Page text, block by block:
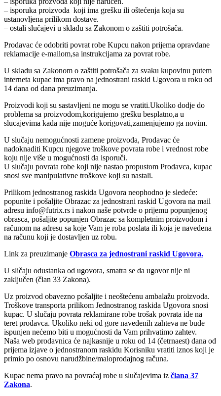
– isporuka proizvoda koji ima grešku ili oštećenja koja su
ustanovljena prilikom dostave.
– ostali slučajevi u skladu sa Zakonom o zaštiti potrošača.
Prodavac će odobriti povrat robe Kupcu nakon prijema opravdane
reklamacije e-mailom,sa instrukcijama za povrat robe.
U skladu sa Zakonom o zaštiti potrošača za svaku kupovinu putem
interneta kupac ima pravo na jednostrani raskid Ugovora u roku od
14 dana od dana preuzimanja.
Proizvodi koji su sastavljeni ne mogu se vratiti.Ukoliko dodje do
problema sa proizvodom,korigujemo grešku besplatno,a u
slucajevima kada nije moguće korigovati,zamenjujemo ga novim.
U slučaju nemogućnosti zamene proizvoda, Prodavac će
nadoknaditi Kupcu njegove troškove povrata robe i vrednost robe
koju nije više u mogućnosti da isporuči.
U slučaju povrata robe koji nije nastao propustom Prodavca, kupac
snosi sve manipulativne troškove koji su nastali.
Prilikom jednostranog raskida Ugovora neophodno je sledeće:
popunite i pošaljite Obrazac za jednostrani raskid Ugovora na mail
adresu info@futrix.rs i nakon naše potvrde o prijemu popunjenog
obrasca, pošaljite popunjen Obrazac sa kompletnim proizvodom i
računom na adresu sa koje Vam je roba poslata ili koja je navedena
na računu koji je dostavljen uz robu.
Link za preuzimanje Obrasca za jednostrani raskid Ugovora.
U sličaju odustanka od ugovora, smatra se da ugovor nije ni
zaključen (član 33 Zakona).
Uz proizvod obavezno pošaljite i neoštećenu ambalažu proizvoda.
Troškove transporta prilikom Jednostranog raskida Ugovora snosi
kupac. U slučaju povrata reklamirane robe trošak povrata ide na
teret prodavca. Ukoliko neki od gore navedenih zahteva ne bude
ispunjen nećemo biti u mogućnosti da Vam prihvatimo zahtev.
Naša web prodavnica će najkasnije u roku od 14 (četrnaest) dana od
prijema izjave o jednostranom raskidu Korisniku vratiti iznos koji je
primio po osnovu narudžbine/maloprodajnog računa.
Kupac nema pravo na povraćaj robe u slučajevima iz člana 37
Zakona.